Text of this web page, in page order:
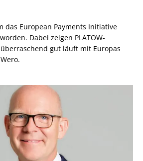
das European Payments Initiative
Dabei zeigen PLATOW-
gut läuft mit Europas